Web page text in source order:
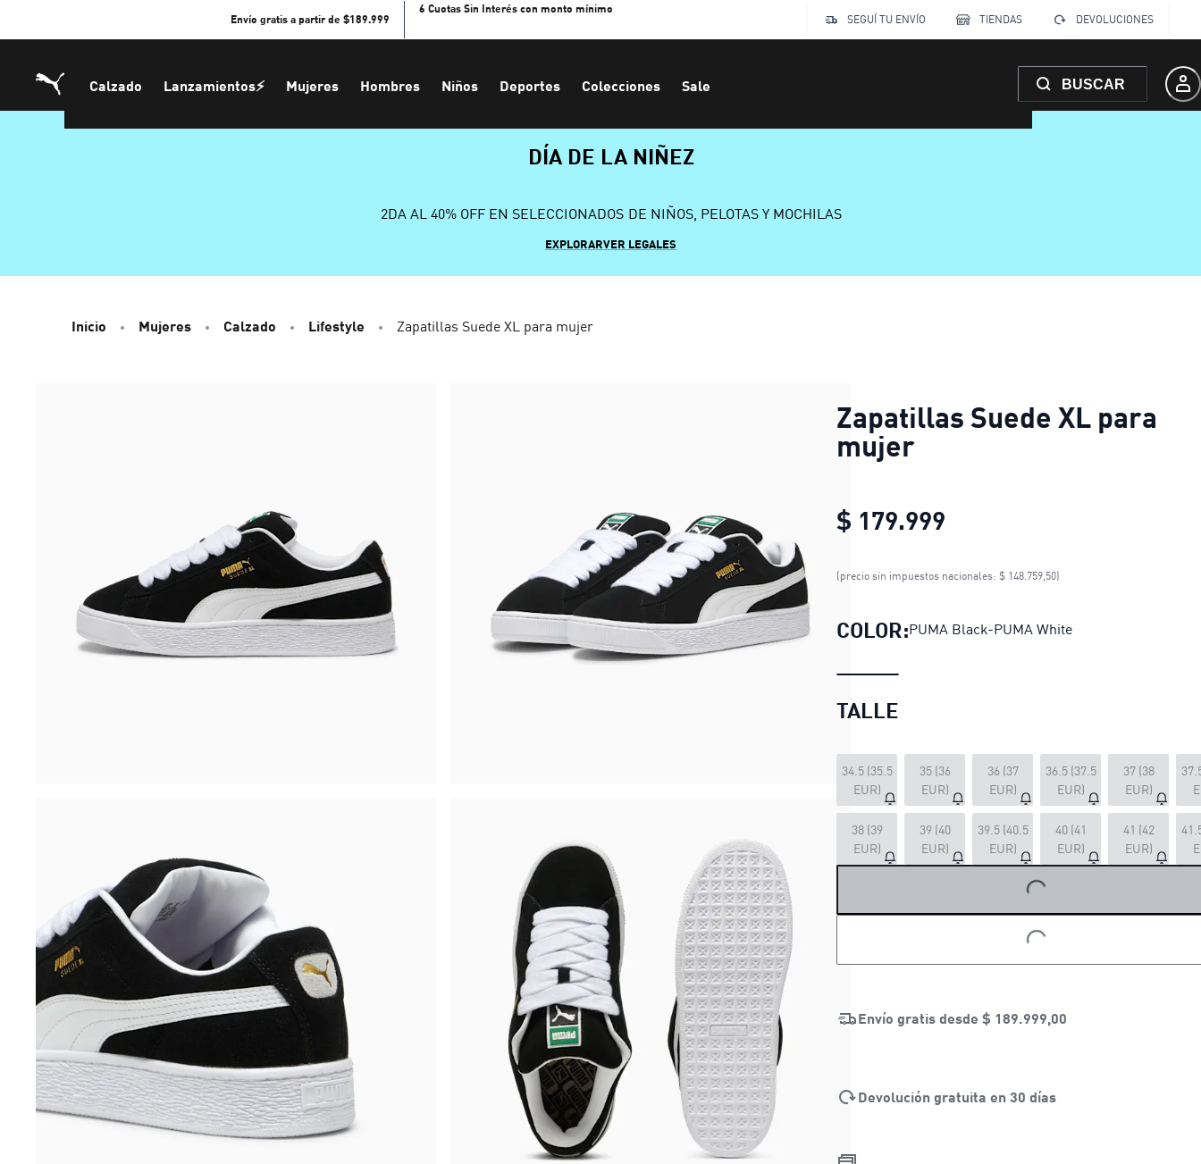
Envío gratis a partir de $189.999
6 Cuotas Sin Interés con monto mínimo
SEGUÍ TU ENVÍO
TIENDAS DEVOLUCIONES
Calzado Lanzamientos⚡ Mujeres Hombres Niños Deportes Colecciones Sale BUSCAR
DÍA DE LA NIÑEZ
2DA AL 40% OFF EN SELECCIONADOS DE NIÑOS, PELOTAS Y MOCHILAS
EXPLORARVER LEGALES
Inicio Mujeres Calzado Lifestyle Zapatillas Suede XL para mujer
Zapatillas Suede XL para
mujer
$ 179.999
Zapatillas Suede XL para
(precio sin impuestos nacionales: $ 148.759,50)
COLOR:PUMA Black-PUMA White
TALLE
34.5 (35.5
EUR)
35 (36
EUR)
36 (37
EUR)
36.5 (37.5
EUR)
37 (38
EUR)
38 (39
EUR)
39 (40
EUR)
39.5 (40.5
EUR)
40 (41
EUR)
41 (42
EUR)
LOADING...
LOADING...
Envío gratis desde $ 189.999,00
Devolución gratuita en 30 días